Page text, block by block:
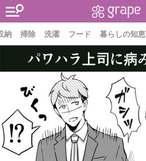
納 掃除 洗濯 フード 暮らしの知恵